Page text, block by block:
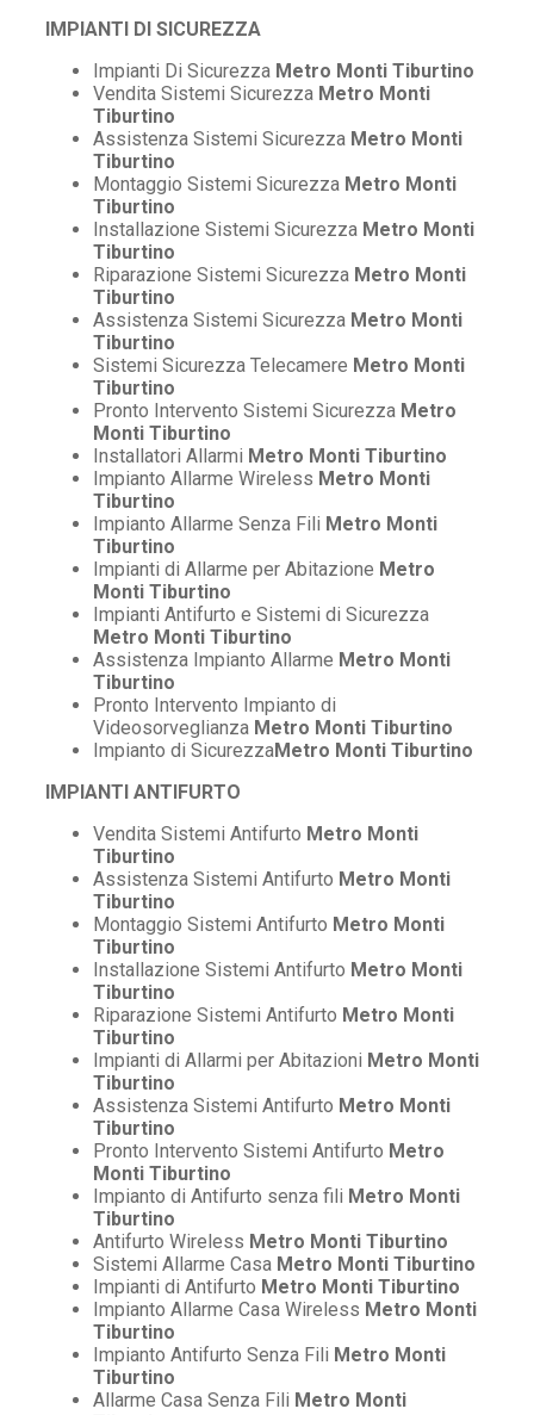
IMPIANTI DI SICUREZZA
Impianti Di Sicurezza Metro Monti Tiburtino
Vendita Sistemi Sicurezza Metro Monti
Tiburtino
Assistenza Sistemi Sicurezza Metro Monti
Tiburtino
Montaggio Sistemi Sicurezza Metro Monti
Tiburtino
Installazione Sistemi Sicurezza Metro Monti
Tiburtino
Riparazione Sistemi Sicurezza Metro Monti
Tiburtino
Assistenza Sistemi Sicurezza Metro Monti
Tiburtino
Sistemi Sicurezza Telecamere Metro Monti
Tiburtino
Pronto Intervento Sistemi Sicurezza Metro
Monti Tiburtino
Installatori Allarmi Metro Monti Tiburtino
Impianto Allarme Wireless Metro Monti
Tiburtino
Impianto Allarme Senza Fili Metro Monti
Tiburtino
Impianti di Allarme per Abitazione Metro
Monti Tiburtino
Impianti Antifurto e Sistemi di Sicurezza
Metro Monti Tiburtino
Assistenza Impianto Allarme Metro Monti
Tiburtino
Pronto Intervento Impianto di
Videosorveglianza Metro Monti Tiburtino
Impianto di SicurezzaMetro Monti Tiburtino
IMPIANTI ANTIFURTO
Vendita Sistemi Antifurto Metro Monti
Tiburtino
Assistenza Sistemi Antifurto Metro Monti
Tiburtino
Montaggio Sistemi Antifurto Metro Monti
Tiburtino
Installazione Sistemi Antifurto Metro Monti
Tiburtino
Riparazione Sistemi Antifurto Metro Monti
Tiburtino
Impianti di Allarmi per Abitazioni Metro Monti
Tiburtino
Assistenza Sistemi Antifurto Metro Monti
Tiburtino
Pronto Intervento Sistemi Antifurto Metro
Monti Tiburtino
Impianto di Antifurto senza fili Metro Monti
Tiburtino
Antifurto Wireless Metro Monti Tiburtino
Sistemi Allarme Casa Metro Monti Tiburtino
Impianti di Antifurto Metro Monti Tiburtino
Impianto Allarme Casa Wireless Metro Monti
Tiburtino
Impianto Antifurto Senza Fili Metro Monti
Tiburtino
Allarme Casa Senza Fili Metro Monti